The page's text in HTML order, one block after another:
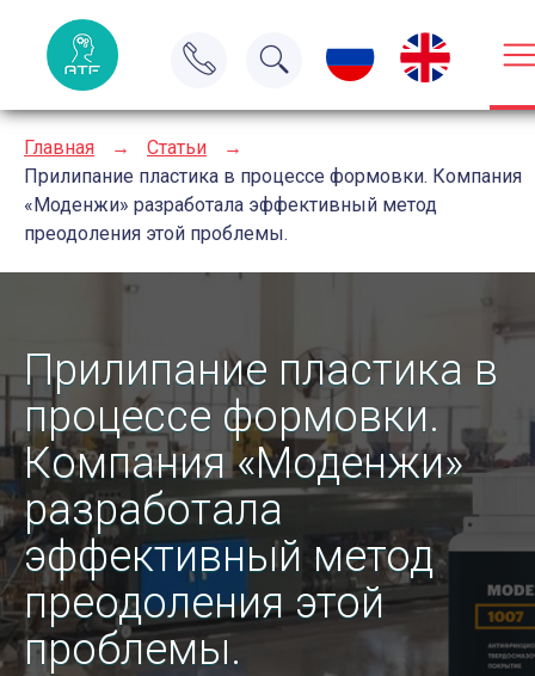
Главная → Статьи
→
Прилипание пластика в процессе формовки. Компания
«Моденжи» разработала эффективный метод
преодоления этой проблемы.
Прилипание пластика в
процессе формовки.
Компания «Моденжи»
разработала
эффективный метод
преодоления этой
проблемы.